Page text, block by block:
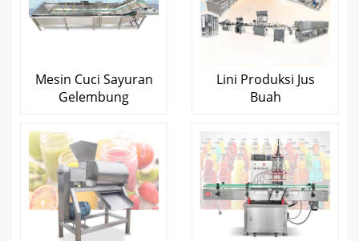
Mesin Cuci Sayuran
Gelembung
Lini Produksi Jus
Buah